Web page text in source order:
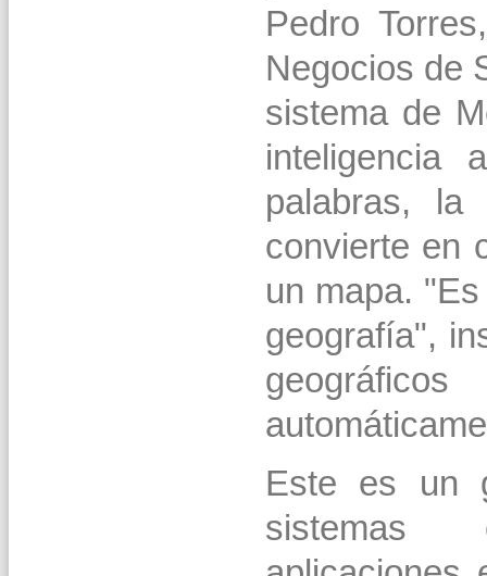
Pedro
Negocios de
sistema de
inteligencia
palabras, la
convierte en
un mapa.
geografía",
Este es un
sistemas